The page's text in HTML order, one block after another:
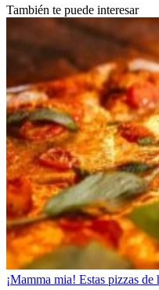
También te puede interesar
¡Mamma mia! Estas pizzas